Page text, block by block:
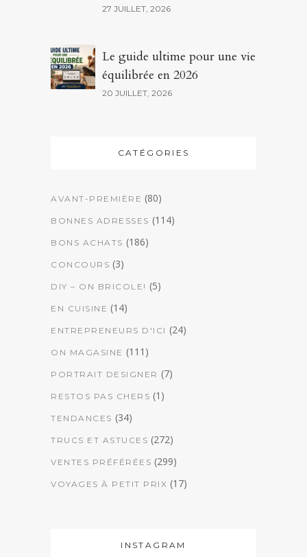
27 JUILLET, 2026
Le guide ultime pour une vie
équilibrée en 2026
20 JUILLET, 2026
CATÉGORIES
AVANT-PREMIÈRE (80)
BONNES ADRESSES (114)
BONS ACHATS (186)
CONCOURS (3)
DIY – ON BRICOLE! (5)
EN CUISINE (14)
ENTREPRENEURS D'ICI (24)
ON MAGASINE (111)
PORTRAIT DESIGNER (7)
RESTOS PAS CHERS (1)
TENDANCES (34)
TRUCS ET ASTUCES (272)
VENTES PRÉFÉRÉES (299)
VOYAGES À PETIT PRIX (17)
INSTAGRAM